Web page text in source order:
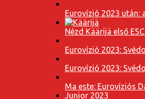
Eurovízió 2023 után:
Nézd Käärijä első
Eurovízió 2023:
Eurovízió 2023:
Ma este: Eurovíziós
Junior 2023